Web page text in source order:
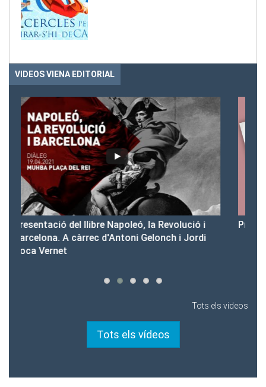
VIDEOS VIENA EDITORIAL
Presentació del Club Victòria